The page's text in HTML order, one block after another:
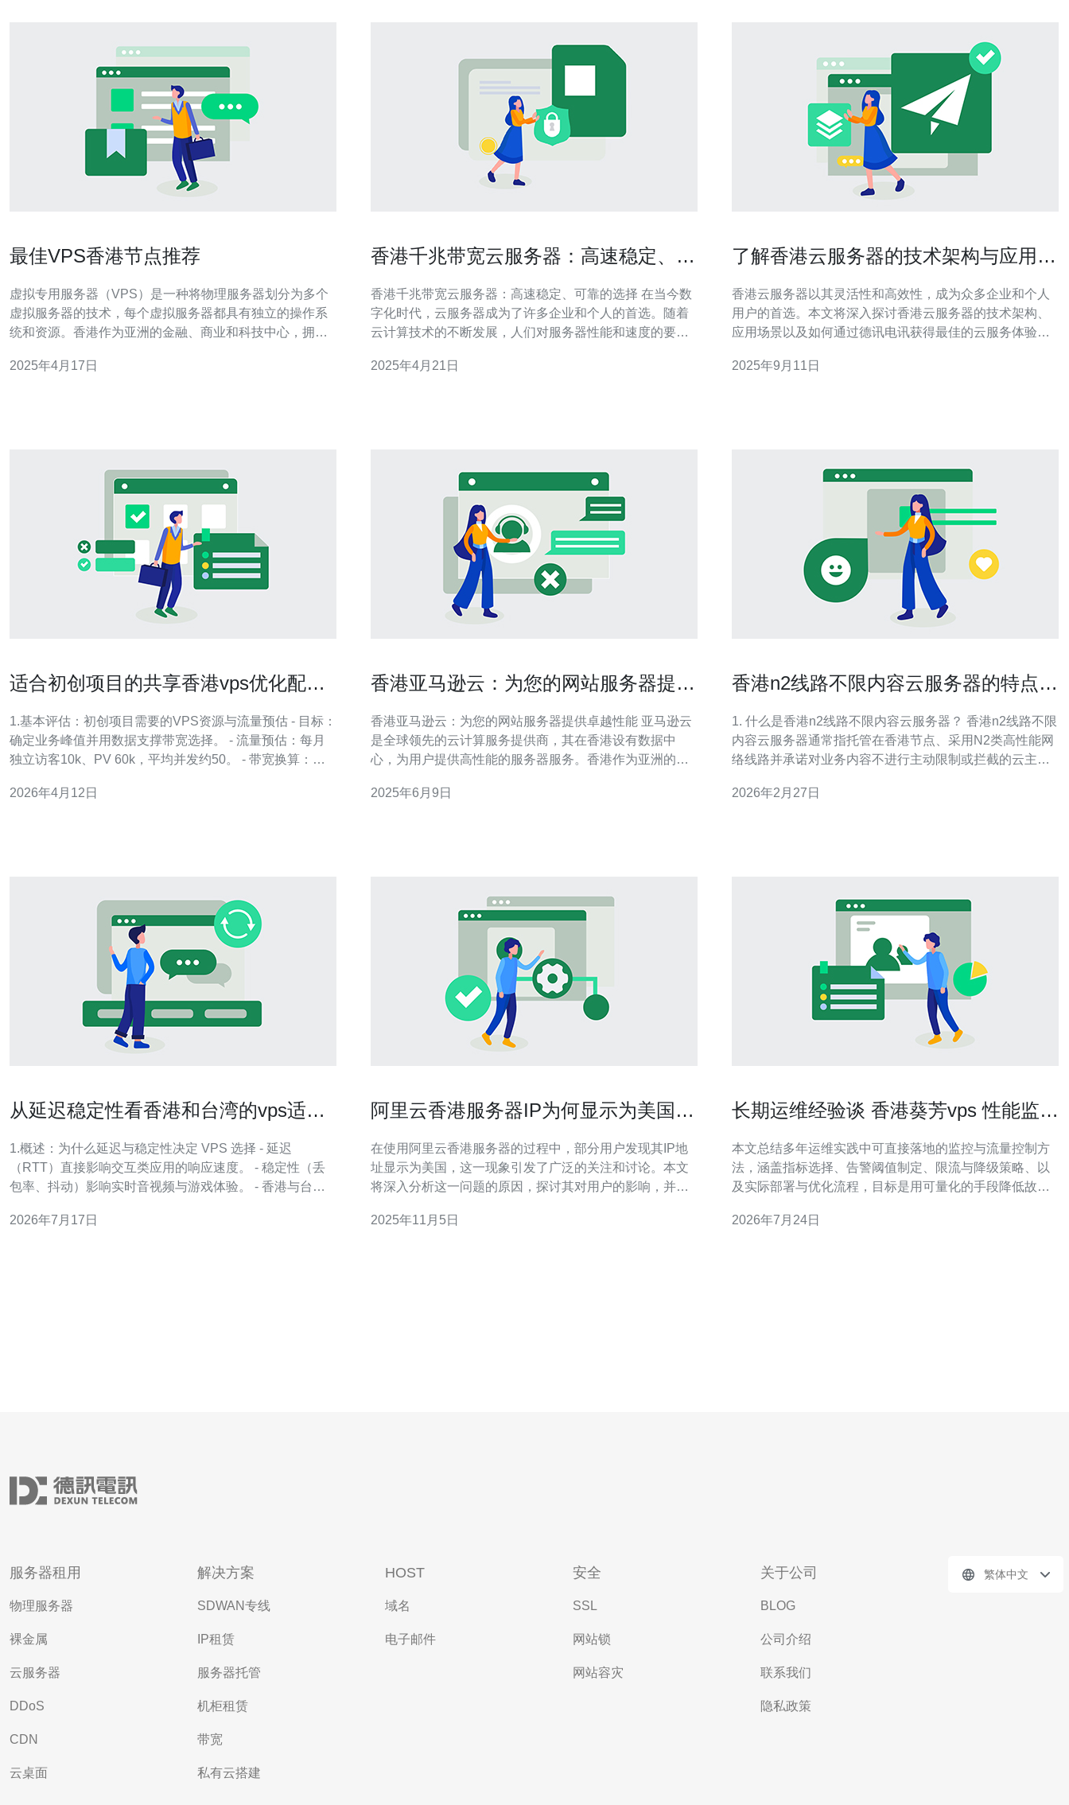
最佳VPS香港节点推荐
虚拟专用服务器（VPS）是一种将物理服务器划分为多个
虚拟服务器的技术，每个虚拟服务器都具有独立的操作系
统和资源。香港作为亚洲的金融、商业和科技中心，拥有
点的VPS能够提供更快的网络速度和更稳定的连接，尤其
2025年4月17日
香港千兆带宽云服务器：高速稳定、可
香港千兆带宽云服务器：高速稳定、可靠的选择 在当今数
字化时代，云服务器成为了许多企业和个人的首选。随着
云计算技术的不断发展，人们对服务器性能和速度的要求
速稳定性和可靠性使其成为一个优秀的选择。 香港千兆带
2025年4月21日
了解香港云服务器的技术架构与应用场
香港云服务器以其灵活性和高效性，成为众多企业和个人
用户的首选。本文将深入探讨香港云服务器的技术架构、
应用场景以及如何通过德讯电讯获得最佳的云服务体验，
的技术架构 香港云服务器的技术架构主要由虚拟化技术、
2025年9月11日
适合初创项目的共享香港vps优化配置
1.基本评估：初创项目需要的VPS资源与流量预估 - 目标：
确定业务峰值并用数据支撑带宽选择。 - 流量预估：每月
独立访客10k、PV 60k，平均并发约50。 - 带宽换算：并
应对突发。 - I/O 需求：静态资源多时建议SSD 80GB以
2026年4月12日
香港亚马逊云：为您的网站服务器提供
香港亚马逊云：为您的网站服务器提供卓越性能 亚马逊云
是全球领先的云计算服务提供商，其在香港设有数据中
心，为用户提供高性能的服务器服务。香港作为亚洲的金
础设施，使得亚马逊云在这里能够为用户提供卓越的性能
2025年6月9日
香港n2线路不限内容云服务器的特点与
1. 什么是香港n2线路不限内容云服务器？ 香港n2线路不限
内容云服务器通常指托管在香港节点、采用N2类高性能网
络线路并承诺对业务内容不进行主动限制或拦截的云主机
国际延迟和较高带宽上限，便于做跨境访问、海外业务或
2026年2月27日
从延迟稳定性看香港和台湾的vps适用
1.概述：为什么延迟与稳定性决定 VPS 选择 - 延迟
（RTT）直接影响交互类应用的响应速度。 - 稳定性（丢
包率、抖动）影响实时音视频与游戏体验。 - 香港与台湾
不同。 - 选择 VPS 时需综合考虑目标用户区域、业务类型
2026年7月17日
阿里云香港服务器IP为何显示为美国的
在使用阿里云香港服务器的过程中，部分用户发现其IP地
址显示为美国，这一现象引发了广泛的关注和讨论。本文
将深入分析这一问题的原因，探讨其对用户的影响，并提
配的？ 首先，我们需要了解阿里云的IP地址分配机制。通
2025年11月5日
长期运维经验谈 香港葵芳vps 性能监控
本文总结多年运维实践中可直接落地的监控与流量控制方
法，涵盖指标选择、告警阈值制定、限流与降级策略、以
及实际部署与优化流程，目标是用可量化的手段降低故障
重点应聚焦在CPU、内存、磁盘IO、网络带宽与连接数，
2026年7月24日
服务器租用
物理服务器
裸金属
云服务器
DDoS
CDN
云桌面
解决方案
SDWAN专线
IP租赁
服务器托管
机柜租赁
带宽
私有云搭建
HOST
域名
电子邮件
安全
SSL
网站锁
网站容灾
关于公司
BLOG
公司介绍
联系我们
隐私政策
繁体中文